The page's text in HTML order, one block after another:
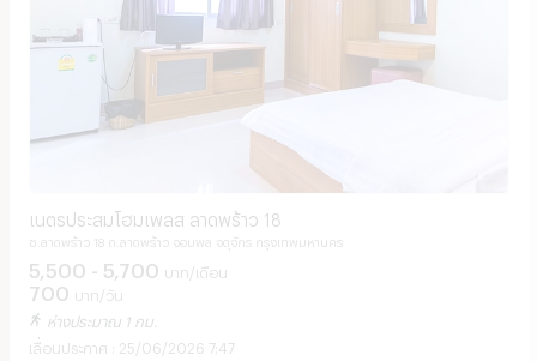
เนตรประสมโฮมเพลส ลาดพร้าว 18
ซ.ลาดพร้าว 18 ถ.ลาดพร้าว จอมพล จตุจักร กรุงเทพมหานคร
5,500 - 5,700 บาท/เดือน
700 บาท/วัน
ห่างประมาณ 1 กม.
25/06/2026 7:47